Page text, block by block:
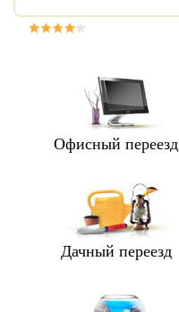
Офисный переезд
Дачный переезд